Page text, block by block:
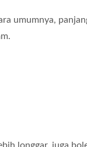
umumnya,